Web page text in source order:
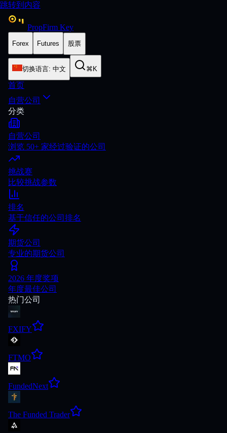
跳转到内容
PropFirm Key
Forex Futures 股票
切换语言: 中文 ⌘K
首页
自营公司
分类
自营公司
浏览 50+ 家经过验证的公司
挑战赛
比较挑战参数
排名
基于信任的公司排名
期货公司
专业的期货公司
2026 年度奖项
年度最佳公司
热门公司
FXIFY
FTMO
FundedNext
The Funded Trader